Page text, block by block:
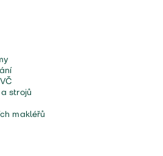
strojů
makléřů